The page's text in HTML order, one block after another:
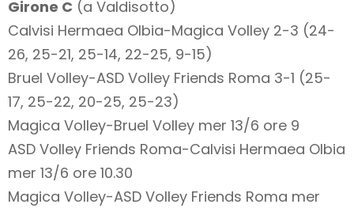
Girone C (a Valdisotto)
Calvisi Hermaea Olbia-Magica Volley 2-3 (24-
26, 25-21, 25-14, 22-25, 9-15)
Bruel Volley-ASD Volley Friends Roma 3-1 (25-
17, 25-22, 20-25, 25-23)
Magica Volley-Bruel Volley mer 13/6 ore 9
ASD Volley Friends Roma-Calvisi Hermaea Olbia
mer 13/6 ore 10.30
Magica Volley-ASD Volley Friends Roma mer